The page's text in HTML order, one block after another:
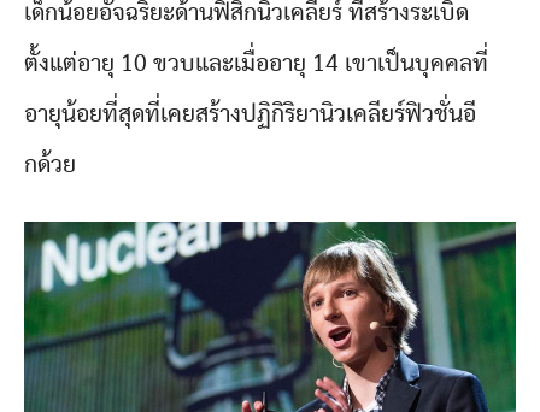
เด็กน้อยอัจฉริยะด้านฟิสิกนิวเคลียร์ ที่สร้างระเบิด
ตั้งแต่อายุ 10 ขวบและเมื่ออายุ 14 เขาเป็นบุคคลที่
อายุน้อยที่สุดที่เคยสร้างปฏิกิริยานิวเคลียร์ฟิวชั่นอี
กด้วย